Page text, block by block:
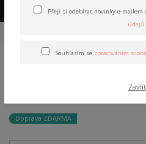
Doprava ZDARMA
Přeji si odebírat novinky e-mailem
údajů.
Souhlasím se zpracováním
Zavřít